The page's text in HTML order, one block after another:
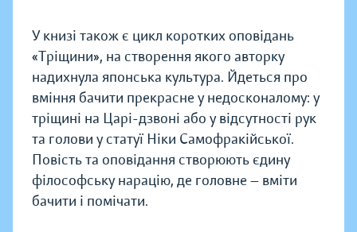
У книзі також є цикл коротких оповідань
«Тріщини», на створення якого авторку
надихнула японська культура. Йдеться про
вміння бачити прекрасне у недосконалому: у
тріщині на Царі-дзвоні або у відсутності рук
та голови у статуї Ніки Самофракійської.
Повість та оповідання створюють єдину
філософську нарацію, де головне — вміти
бачити і помічати.